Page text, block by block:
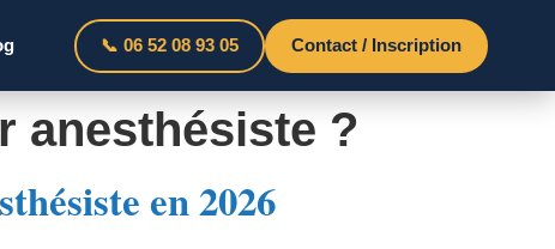
📞 06 52 08 93 05 Contact / Inscription
anesthésiste ?
en 2026